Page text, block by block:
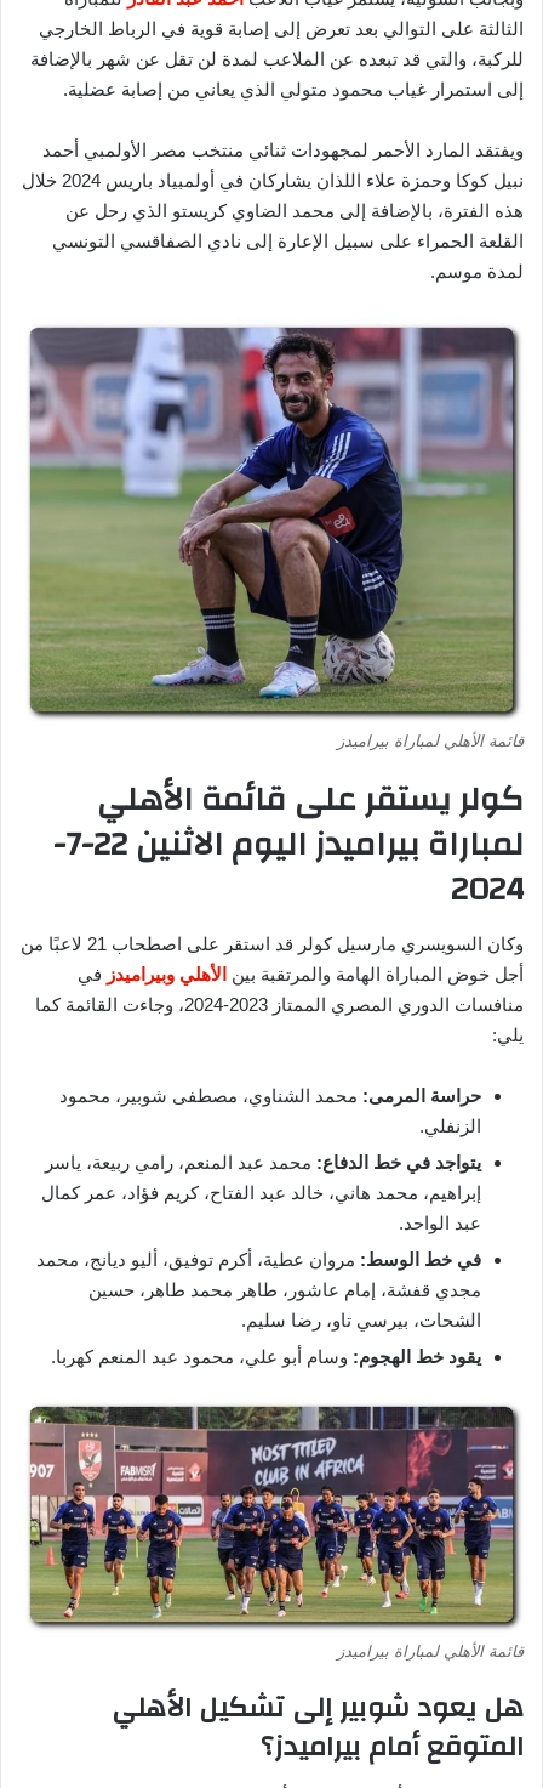
الثالثة على التوالي بعد تعرض إلى إصابة قوية في الرباط الخارجي
للركبة، والتي قد تبعده عن الملاعب لمدة لن تقل عن شهر بالإضافة
إلى استمرار غياب محمود متولي الذي يعاني من إصابة عضلية.
ويفتقد المارد الأحمر لمجهودات ثنائي منتخب مصر الأولمبي أحمد
نبيل كوكا وحمزة علاء اللذان يشاركان في أولمبياد باريس 2024 خلال
هذه الفترة، بالإضافة إلى محمد الضاوي كريستو الذي رحل عن
القلعة الحمراء على سبيل الإعارة إلى نادي الصفاقسي التونسي
لمدة موسم.
قائمة الأهلي لمباراة بيراميدز
كولر يستقر على قائمة الأهلي
لمباراة بيراميدز اليوم الاثنين 22-7-
2024
وكان السويسري مارسيل كولر قد استقر على اصطحاب 21 لاعبًا من
أجل خوض المباراة الهامة والمرتقبة بين الأهلي وبيراميدز في
منافسات الدوري المصري الممتاز 2023-2024، وجاءت القائمة كما
يلي:
حراسة المرمى: محمد الشناوي، مصطفى شوبير، محمود
الزنفلي.
يتواجد في خط الدفاع: محمد عبد المنعم، رامي ربيعة، ياسر
إبراهيم، محمد هاني، خالد عبد الفتاح، كريم فؤاد، عمر كمال
عبد الواحد.
في خط الوسط: مروان عطية، أكرم توفيق، أليو ديانج، محمد
مجدي قفشة، إمام عاشور، طاهر محمد طاهر، حسين
الشحات، بيرسي تاو، رضا سليم.
يقود خط الهجوم: وسام أبو علي، محمود عبد المنعم كهربا.
قائمة الأهلي لمباراة بيراميدز
هل يعود شوبير إلى تشكيل الأهلي
المتوقع أمام بيراميدز؟